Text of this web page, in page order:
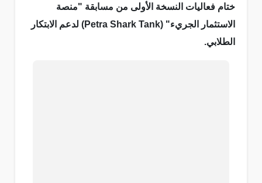
ختام فعاليات النسخة الأولى من مسابقة "منصة
الاستثمار الجريء" (Petra Shark Tank) لدعم الابتكار
الطلابي.